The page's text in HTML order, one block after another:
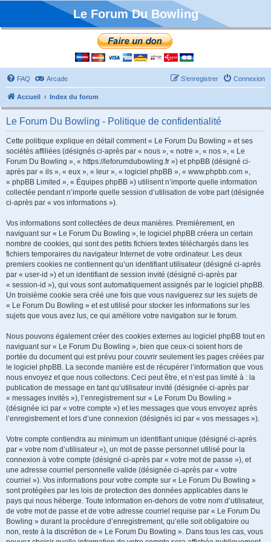
Le Forum Du Bowling
FAQ Arcade Connexion
S’enregistrer
Accueil Index du forum
Le Forum Du Bowling - Politique de confidentialité
Cette politique explique en détail comment « Le Forum Du Bowling » et ses
sociétés affiliées (désignés ci-après par « nous », « notre », « nos », « Le
Forum Du Bowling », « https://leforumdubowling.fr ») et phpBB (désigné ci-
après par « ils », « eux », « leur », « logiciel phpBB », « www.phpbb.com »,
« phpBB Limited », « Équipes phpBB ») utilisent n’importe quelle information
collectée pendant n’importe quelle session d’utilisation de votre part (désignée
ci-après par « vos informations »).
Vos informations sont collectées de deux manières. Premièrement, en
naviguant sur « Le Forum Du Bowling », le logiciel phpBB créera un certain
nombre de cookies, qui sont des petits fichiers textes téléchargés dans les
fichiers temporaires du navigateur Internet de votre ordinateur. Les deux
premiers cookies ne contiennent qu’un identifiant utilisateur (désigné ci-après
par « user-id ») et un identifiant de session invité (désigné ci-après par
« session-id »), qui vous sont automatiquement assignés par le logiciel phpBB.
Un troisième cookie sera créé une fois que vous naviguerez sur les sujets de
« Le Forum Du Bowling » et est utilisé pour stocker les informations sur les
sujets que vous avez lus, ce qui améliore votre navigation sur le forum.
Nous pouvons également créer des cookies externes au logiciel phpBB tout en
naviguant sur « Le Forum Du Bowling », bien que ceux-ci soient hors de
portée du document qui est prévu pour couvrir seulement les pages créées par
le logiciel phpBB. La seconde manière est de récupérer l’information que vous
nous envoyez et que nous collectons. Ceci peut être, et n’est pas limité à : la
publication de message en tant qu’utilisateur invité (désignée ci-après par
« messages invités »), l’enregistrement sur « Le Forum Du Bowling »
(désignée ici par « votre compte ») et les messages que vous envoyez après
l’enregistrement et lors d’une connexion (désignés ici par « vos messages »).
Votre compte contiendra au minimum un identifiant unique (désigné ci-après
par « votre nom d’utilisateur »), un mot de passe personnel utilisé pour la
connexion à votre compte (désigné ci-après par « votre mot de passe »), et
une adresse courriel personnelle valide (désignée ci-après par « votre
courriel »). Vos informations pour votre compte sur « Le Forum Du Bowling »
sont protégées par les lois de protection des données applicables dans le
pays qui nous héberge. Toute information en-dehors de votre nom d’utilisateur,
de votre mot de passe et de votre adresse courriel requise par « Le Forum Du
Bowling » durant la procédure d’enregistrement, qu’elle soit obligatoire ou
non, reste à la discrétion de « Le Forum Du Bowling ». Dans tous les cas, vous